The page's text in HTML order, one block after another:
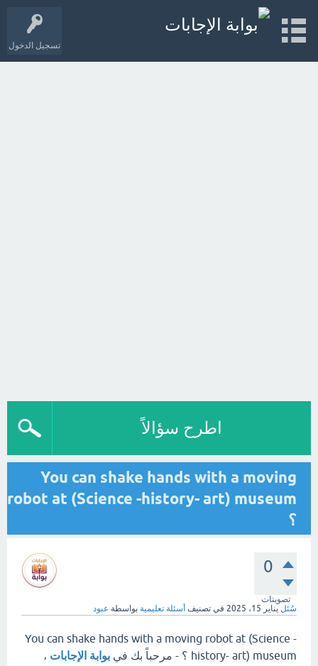
تسجيل الدخول
اطرح سؤالاً
You can shake hands with a moving
robot at (Science -history- art) museum
؟
0
تصويتات
سُئل يناير 15، 2025 في تصنيف أسئلة تعليمية بواسطة عبود
You can shake hands with a moving robot at (Science -
history- art) museum ؟ - مرحباً بك في
بوابة الإجابات ،